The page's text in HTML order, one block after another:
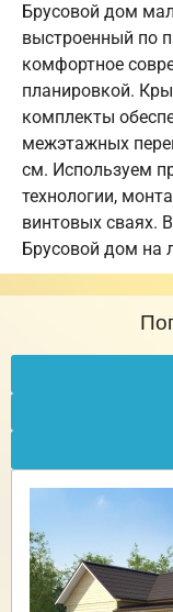
Брусовой дом
выстроенный по
комфортное
планировкой.
комплекты
межэтажных
см. Используем
технологии,
винтовых сваях.
Брусовой дом на